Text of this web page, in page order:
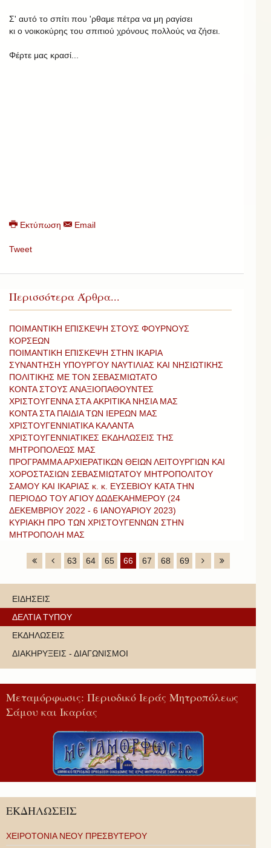
Σ' αυτό το σπίτι που 'ρθαμε πέτρα να μη ραγίσει
κι ο νοικοκύρης του σπιτιού χρόνους πολλούς να ζήσει.
Φέρτε μας κρασί...
Εκτύπωση Email
Tweet
Περισσότερα Άρθρα...
ΠΟΙΜΑΝΤΙΚΗ ΕΠΙΣΚΕΨΗ ΣΤΟΥΣ ΦΟΥΡΝΟΥΣ
ΚΟΡΣΕΩΝ
ΠΟΙΜΑΝΤΙΚΗ ΕΠΙΣΚΕΨΗ ΣΤΗΝ ΙΚΑΡΙΑ
ΣΥΝΑΝΤΗΣΗ ΥΠΟΥΡΓΟΥ ΝΑΥΤΙΛΙΑΣ ΚΑΙ ΝΗΣΙΩΤΙΚΗΣ
ΠΟΛΙΤΙΚΗΣ ΜΕ ΤΟΝ ΣΕΒΑΣΜΙΩΤΑΤΟ
ΚΟΝΤΑ ΣΤΟΥΣ ΑΝΑΞΙΟΠΑΘΟΥΝΤΕΣ
ΧΡΙΣΤΟΥΓΕΝΝΑ ΣΤA ΑΚΡΙΤΙΚΑ ΝΗΣΙΑ ΜΑΣ
ΚΟΝΤΑ ΣΤΑ ΠΑΙΔΙΑ ΤΩΝ ΙΕΡΕΩΝ ΜΑΣ
ΧΡΙΣΤΟΥΓΕΝΝΙΑΤΙΚΑ ΚΑΛΑΝΤΑ
ΧΡΙΣΤΟΥΓΕΝΝΙΑΤΙΚΕΣ ΕΚΔΗΛΩΣΕΙΣ ΤΗΣ
ΜΗΤΡΟΠΟΛΕΩΣ ΜΑΣ
ΠΡΟΓΡΑΜΜΑ ΑΡΧΙΕΡΑΤΙΚΩΝ ΘΕΙΩΝ ΛΕΙΤΟΥΡΓΙΩΝ ΚΑΙ
ΧΟΡΟΣΤΑΣΙΩΝ ΣΕΒΑΣΜΙΩΤΑΤΟΥ ΜΗΤΡΟΠΟΛΙΤΟΥ
ΣΑΜΟΥ ΚΑΙ ΙΚΑΡΙΑΣ κ. κ. ΕΥΣΕΒΙΟΥ ΚΑΤΑ ΤΗΝ
ΠΕΡΙΟΔΟ ΤΟΥ ΑΓΙΟΥ ΔΩΔΕΚΑΗΜΕΡΟΥ (24
ΔΕΚΕΜΒΡΙΟΥ 2022 - 6 ΙΑΝΟΥΑΡΙΟΥ 2023)
ΚΥΡΙΑΚΗ ΠΡΟ ΤΩΝ ΧΡΙΣΤΟΥΓΕΝΝΩΝ ΣΤΗΝ
ΜΗΤΡΟΠΟΛΗ ΜΑΣ
63 64 65 66 67 68 69
ΕΙΔΗΣΕΙΣ
ΔΕΛΤΙΑ ΤΥΠΟΥ
ΕΚΔΗΛΩΣΕΙΣ
ΔΙΑΚΗΡΥΞΕΙΣ - ΔΙΑΓΩΝΙΣΜΟΙ
Μεταμόρφωσις: Περιοδικό Ιεράς Μητροπόλεως
Σάμου και Ικαρίας
ΕΚΔΗΛΩΣΕΙΣ
ΧΕΙΡΟΤΟΝΙΑ ΝΕΟΥ ΠΡΕΣΒΥΤΕΡΟΥ